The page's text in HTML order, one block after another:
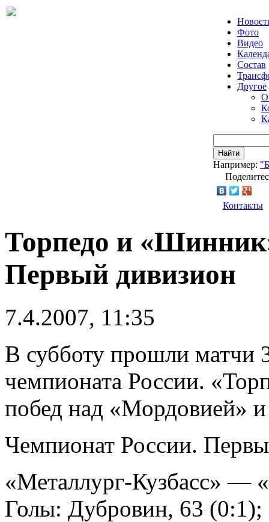
Фото
Видео
Состав
Другое
О
Найти
Например:
Контакты
Торпедо и
Первый дивизион
7.4.2007, 11:35
В субботу прошли матчи
чемпионата России.
побед над «Мордовией» и
Чемпионат России.
«Металлург-Кузбасс» —
Голы: Дубровин, 63